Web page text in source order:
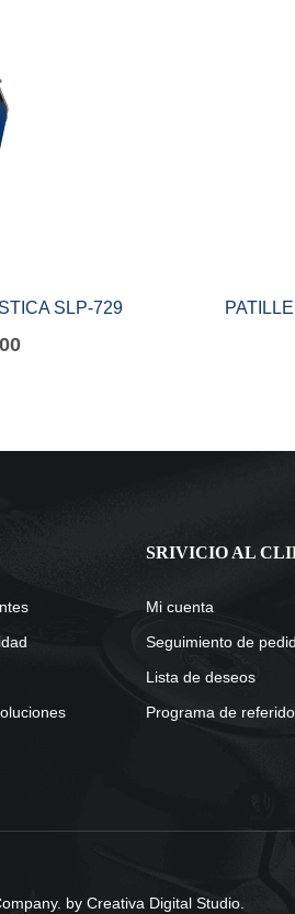
SLP-729
SRIVICIO AL
Mi cuenta
Seguimiento de
Lista de deseos
Programa de
by Creativa Digital Studio.